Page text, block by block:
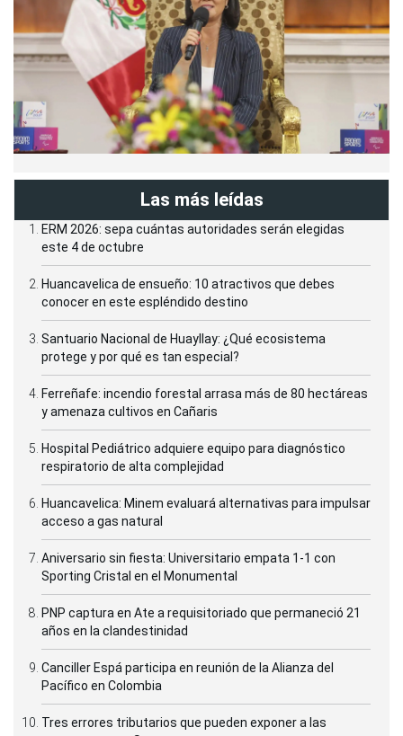
Las más leídas
ERM 2026: sepa cuántas autoridades serán elegidas
este 4 de octubre
Huancavelica de ensueño: 10 atractivos que debes
conocer en este espléndido destino
Santuario Nacional de Huayllay: ¿Qué ecosistema
protege y por qué es tan especial?
Ferreñafe: incendio forestal arrasa más de 80 hectáreas
y amenaza cultivos en Cañaris
Hospital Pediátrico adquiere equipo para diagnóstico
respiratorio de alta complejidad
Huancavelica: Minem evaluará alternativas para impulsar
acceso a gas natural
Aniversario sin fiesta: Universitario empata 1-1 con
Sporting Cristal en el Monumental
PNP captura en Ate a requisitoriado que permaneció 21
años en la clandestinidad
Canciller Espá participa en reunión de la Alianza del
Pacífico en Colombia
Tres errores tributarios que pueden exponer a las